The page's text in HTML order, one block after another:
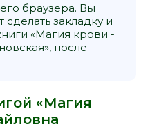
браузера. Вы
закладку и
«Магия крови -
после
«Магия